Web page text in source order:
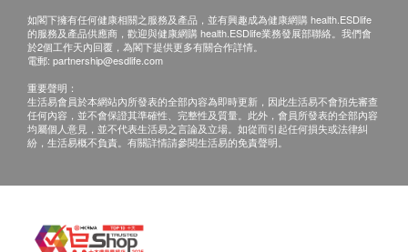
如閣下擁有任何健康相關之服務及產品，並有興趣成為健康網購 health.ESDlife
的服務及產品供應商，歡迎與健康網購 health.ESDlife業務發展部聯絡。我們會
於2個工作天內回覆，為閣下提供更多有關合作詳情。
電郵: partnership@esdlife.com
重要聲明：
生活易會員於本網站內所發表的全部內容為即時更新，因此生活易不會預先審查
任何內容，並不會保證其準確性、完整性及質量。此外，會員所發表的全部內容
均屬個人意見，並不代表生活易之言論及立場。如從而引起任何損失或法律糾
紛，生活易概不負責。有關詳情請參閱生活易的免責聲明。